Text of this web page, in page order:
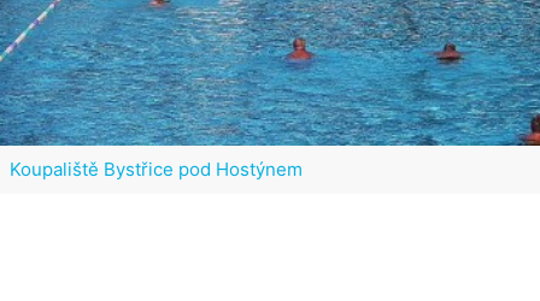
Koupaliště Bystřice pod Hostýnem